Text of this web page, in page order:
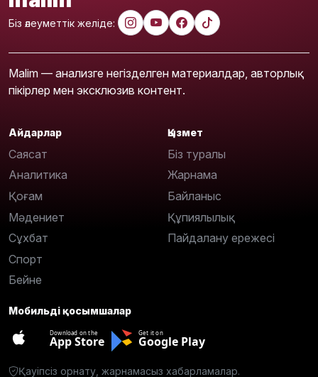
Біз әлеуметтік желіде:
Malim — анализге негізделген материалдар, авторлық
пікірлер мен эксклюзив контент.
Айдарлар
Саясат
Аналитика
Қоғам
Мәдениет
Сұхбат
Спорт
Бейне
Қызмет
Біз туралы
Жарнама
Байланыс
Құпиялылық
Пайдалану ережесі
Мобильді қосымшалар
Download on the
App Store
Get it on
Google Play
Қауіпсіз орнату, жарнамасыз хабарламалар.